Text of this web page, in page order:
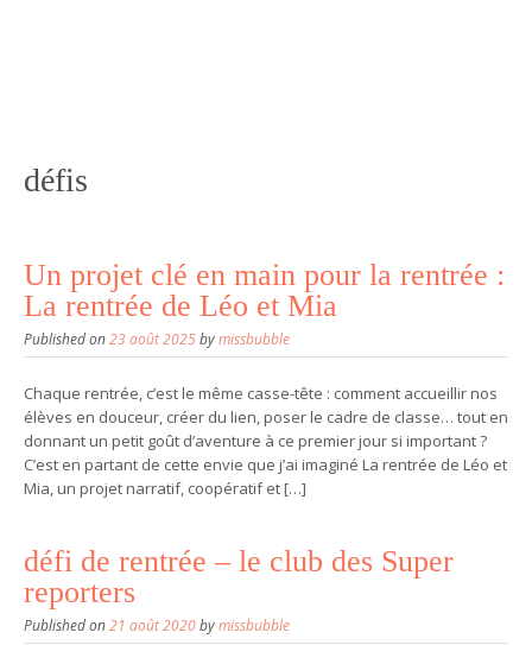
défis
Un projet clé en main pour la rentrée :
La rentrée de Léo et Mia
Published on23 août 2025bymissbubble
Chaque rentrée, c’est le même casse-tête : comment accueillir nos
élèves en douceur, créer du lien, poser le cadre de classe… tout en
donnant un petit goût d’aventure à ce premier jour si important ?
C’est en partant de cette envie que j’ai imaginé La rentrée de Léo et
Mia, un projet narratif, coopératif et […]
défi de rentrée – le club des Super
reporters
Published on21 août 2020bymissbubble